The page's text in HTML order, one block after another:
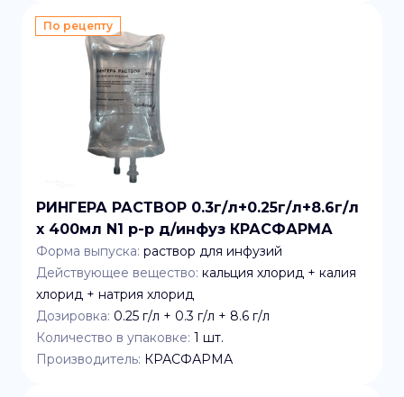
По рецепту
РИНГЕРА РАСТВОР 0.3г/л+0.25г/л+8.6г/л
x 400мл N1 р-р д/инфуз КРАСФАРМА
Форма выпуска: раствор для инфузий
Действующее вещество: кальция хлорид + калия
хлорид + натрия хлорид
Дозировка: 0.25 г/л + 0.3 г/л + 8.6 г/л
Количество в упаковке: 1 шт.
Производитель: КРАСФАРМА